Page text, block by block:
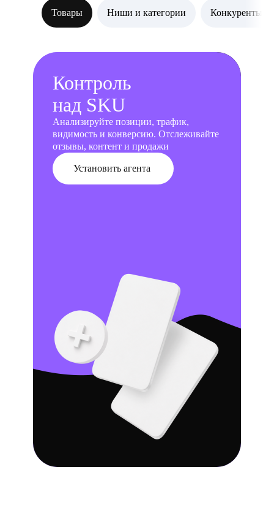
Товары Ниши и категории Конкуренты
Контроль
над SKU
Анализируйте позиции, трафик,
видимость и конверсию. Отслеживайте
отзывы, контент и продажи
Установить агента